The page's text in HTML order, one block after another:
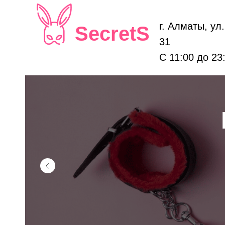
SecretS
г. Алматы,
31
С 11:00 до